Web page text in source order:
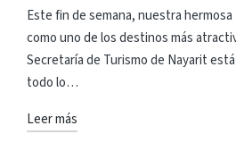
en
Este fin de semana, nuestra
como uno de los destinos más
Secretaría de Turismo de Nayarit
todo lo…
Leer más